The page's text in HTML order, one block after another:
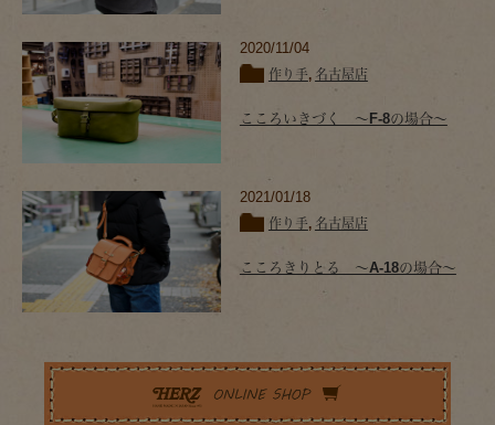
2020/11/04
作り手, 名古屋店
こころいきづく 〜F-8の場合〜
2021/01/18
作り手, 名古屋店
こころきりとる 〜A-18の場合〜